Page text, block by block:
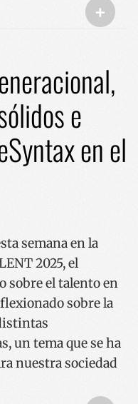
+
e
en el
semana en la
2025, el
sobre el talento en
sobre la
un tema que se ha
nuestra sociedad